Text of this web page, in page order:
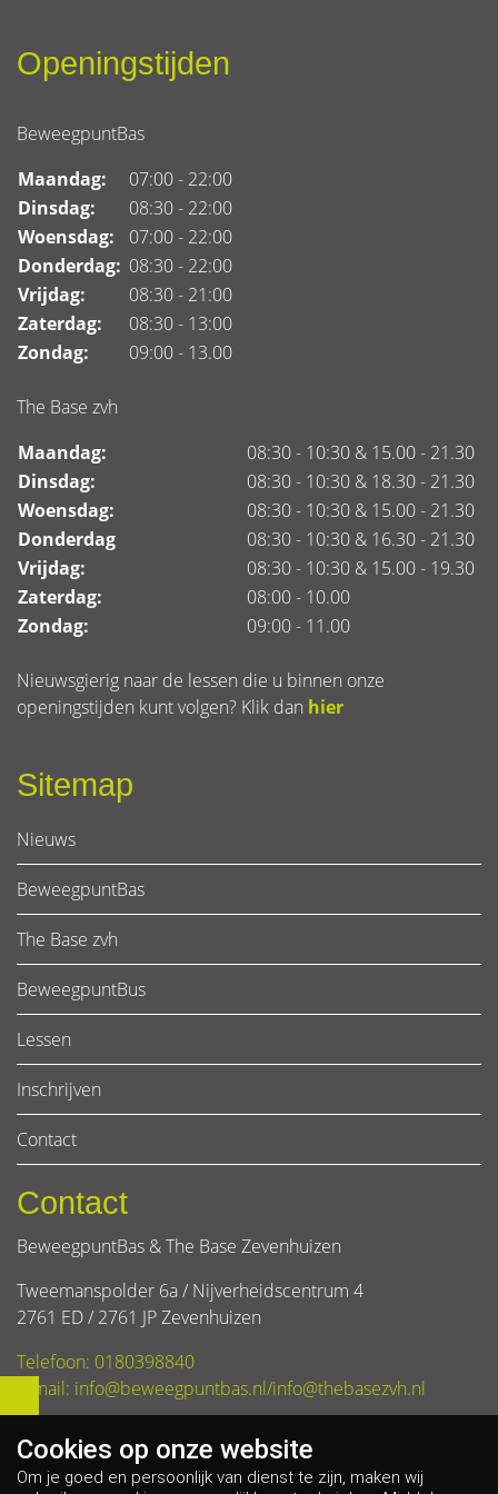
vaak slap, kunnen we onszelf niet
Openingstijden
BeweegpuntBas
Maandag:
07:00 - 22:00
Dinsdag:
08:30 - 22:00
Woensdag:
07:00 - 22:00
Donderdag: 08:30 - 22:00
Vrijdag:
08:30 - 21:00
Zaterdag:
08:30 - 13:00
Zondag:
09:00 - 13.00
The Base zvh
Maandag:
08:30 - 10:30 & 15.00 - 21.30
Dinsdag:
08:30 - 10:30 & 18.30 - 21.30
Woensdag:
08:30 - 10:30 & 15.00 - 21.30
Donderdag
08:30 - 10:30 & 16.30 - 21.30
Vrijdag:
08:30 - 10:30 & 15.00 - 19.30
Zaterdag:
08:00 - 10.00
Zondag:
09:00 - 11.00
Nieuwsgierig naar de lessen die u binnen onze
openingstijden kunt volgen? Klik dan hier
Sitemap
Nieuws
BeweegpuntBas
The Base zvh
BeweegpuntBus
Lessen
Inschrijven
Contact
Contact
BeweegpuntBas & The Base Zevenhuizen
Tweemanspolder 6a / Nijverheidscentrum 4
2761 ED / 2761 JP Zevenhuizen
Telefoon: 0180398840
E-mail: info@beweegpuntbas.nl/info@thebasezvh.nl
Cookies op onze website
Om je goed en persoonlijk van dienst te zijn, maken wij